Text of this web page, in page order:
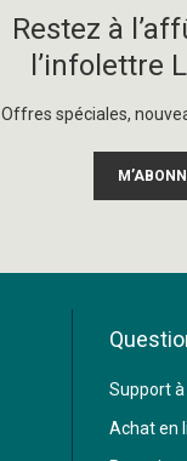
Restez à
l’infolettre
Offres spéciales,
Support
Achat en